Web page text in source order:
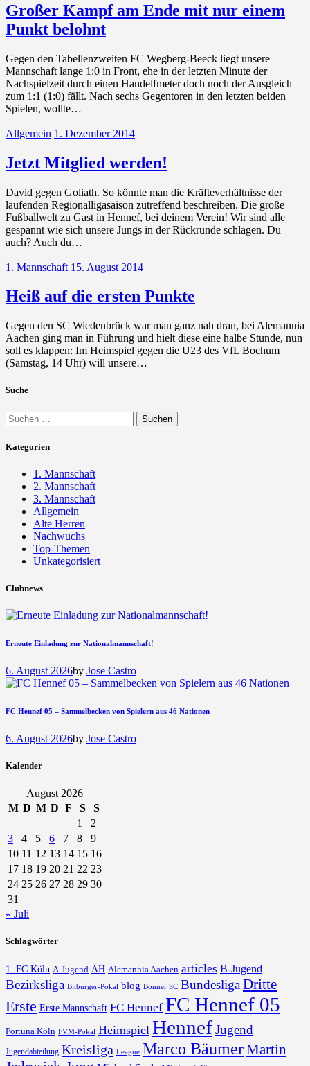
Großer Kampf am Ende mit nur einem
Punkt belohnt
Gegen den Tabellenzweiten FC Wegberg-Beeck liegt unsere
Mannschaft lange 1:0 in Front, ehe in der letzten Minute der
Nachspielzeit durch einen Handelfmeter doch noch der Ausgleich
zum 1:1 (1:0) fällt. Nach sechs Gegentoren in den letzten beiden
Spielen, wollte…
Allgemein 1. Dezember 2014
Jetzt Mitglied werden!
David gegen Goliath. So könnte man die Kräfteverhältnisse der
laufenden Regionalligasaison zutreffend beschreiben. Die große
Fußballwelt zu Gast in Hennef, bei deinem Verein! Wir sind alle
gespannt wie sich unsere Jungs in der Rückrunde schlagen. Du
auch? Auch du…
1. Mannschaft 15. August 2014
Heiß auf die ersten Punkte
Gegen den SC Wiedenbrück war man ganz nah dran, bei Alemannia
Aachen ging man in Führung und hielt diese eine halbe Stunde, nun
soll es klappen: Im Heimspiel gegen die U23 des VfL Bochum
(Samstag, 14 Uhr) will unsere…
Suche
Suchen
nach:
Kategorien
1. Mannschaft
2. Mannschaft
3. Mannschaft
Allgemein
Alte Herren
Nachwuchs
Top-Themen
Unkategorisiert
Clubnews
Erneute Einladung zur Nationalmannschaft!
6. August 2026by Jose Castro
FC Hennef 05 – Sammelbecken von Spielern aus 46 Nationen
6. August 2026by Jose Castro
Kalender
August 2026
M D M D F S
S
1
2
3
4 5 6 7 8
9
10 11 12 13 14 15 16
17 18 19 20 21 22 23
24 25 26 27 28 29 30
31
« Juli
Schlagwörter
1. FC Köln A-Jugend AH Alemannia Aachen articles B-Jugend
Bezirksliga Bitburger-Pokal blog Bonner SC Bundesliga Dritte
Erste Erste Mannschaft FC Hennef FC Hennef 05
Fortuna Köln FVM-Pokal Heimspiel HennefJugend
Jugendabteilung Kreisliga League Marco BäumerMartin